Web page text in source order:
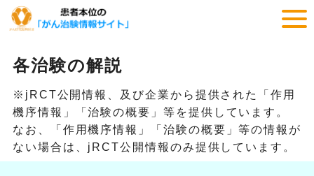
各治験の解説
※jRCT公開情報、及び企業から提供された「作用
機序情報」「治験の概要」等を提供しています。
なお、「作用機序情報」「治験の概要」等の情報が
ない場合は、jRCT公開情報のみ提供しています。